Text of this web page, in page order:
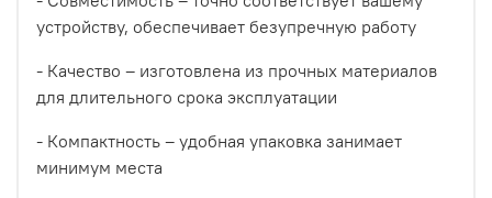
устройству, обеспечивает безупречную работу
- Качество – изготовлена из прочных материалов
для длительного срока эксплуатации
- Компактность – удобная упаковка занимает
минимум места